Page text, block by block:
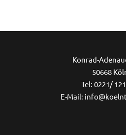
Konrad-
50668
Tel: 0221/
E-Mail: